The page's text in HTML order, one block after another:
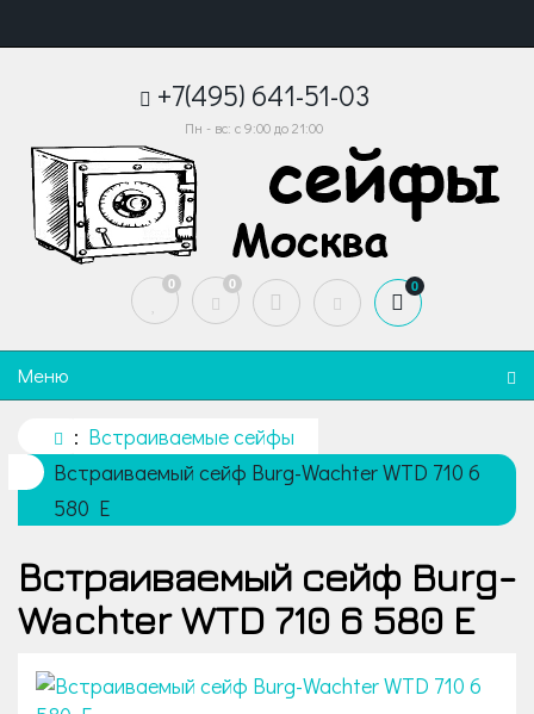
+7(495) 641-51-03
Пн - вс: с 9:00 до 21:00
0 0 0
Меню
Встраиваемые сейфы
Встраиваемый сейф Burg-Wachter WTD 710 6
580 E
Встраиваемый сейф Burg-
Wachter WTD 710 6 580 E